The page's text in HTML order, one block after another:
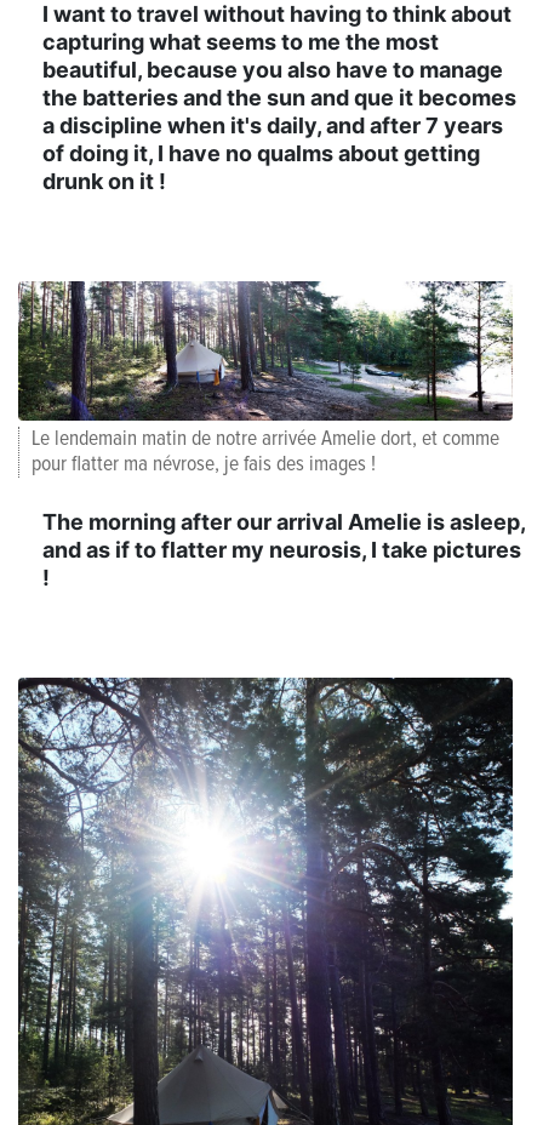
I want to travel without having to think about
capturing what seems to me the most
beautiful, because you also have to manage
the batteries and the sun and que it becomes
a discipline when it's daily, and after 7 years
of doing it, I have no qualms about getting
drunk on it !
Le lendemain matin de notre arrivée Amelie dort, et comme
pour flatter ma névrose, je fais des images !
The morning after our arrival Amelie is asleep,
and as if to flatter my neurosis, I take pictures
!